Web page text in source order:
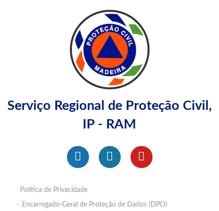
Serviço Regional de Proteção Civil,
IP - RAM
Política de Privacidade
Encarregado-Geral de Proteção de Dados (DPO)